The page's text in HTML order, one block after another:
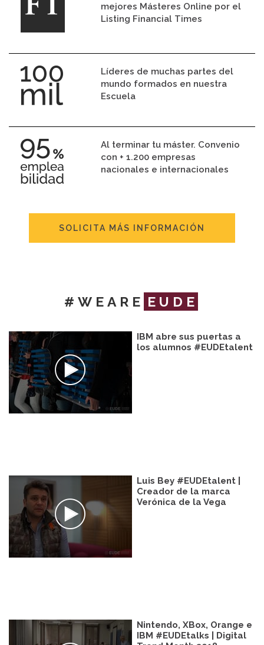
mejores Másteres Online por el
Listing Financial Times
Líderes de muchas partes del
mundo formados en nuestra
Escuela
Al terminar tu máster. Convenio
con + 1.200 empresas
nacionales e internacionales
SOLICITA MÁS INFORMACIÓN
#WEARE EUDE
IBM abre sus puertas a
los alumnos #EUDEtalent
Luis Bey #EUDEtalent |
Creador de la marca
Verónica de la Vega
Nintendo, XBox, Orange e
IBM #EUDEtalks | Digital